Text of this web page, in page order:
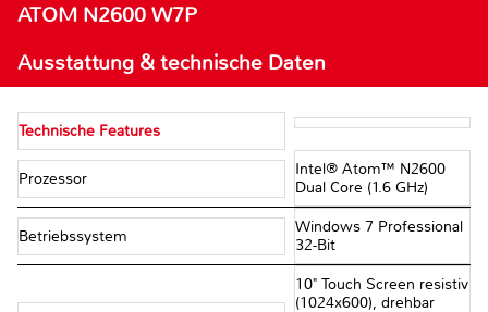
ATOM N2600 W7P
Ausstattung & technische Daten
Technische Features
Prozessor
Intel® Atom™ N2600
Dual Core (1.6 GHz)
Betriebssystem
Windows 7 Professional
32-Bit
10" Touch Screen resistiv
(1024x600), drehbar